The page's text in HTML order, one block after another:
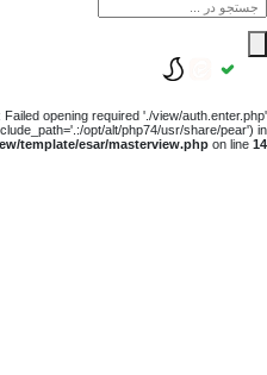
Failed opening required './view/auth.enter.php'
opt/alt/php74/usr/share/pear') in
template/esar/masterview.php on line 14